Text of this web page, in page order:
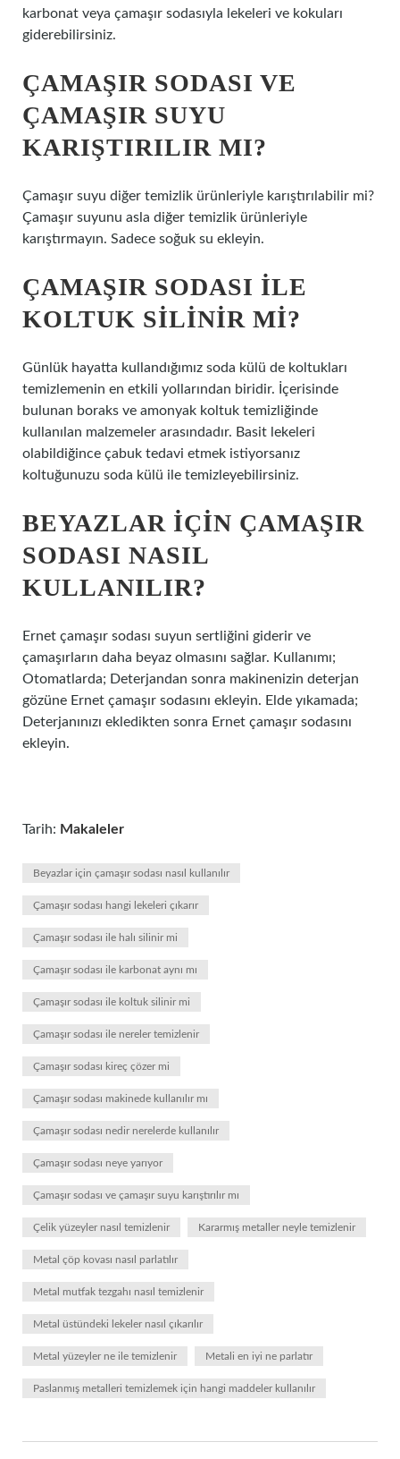
karbonat veya çamaşır sodasıyla lekeleri ve kokuları
giderebilirsiniz.
ÇAMAŞIR SODASI VE
ÇAMAŞIR SUYU
KARIŞTIRILIR MI?
Çamaşır suyu diğer temizlik ürünleriyle karıştırılabilir mi?
Çamaşır suyunu asla diğer temizlik ürünleriyle
karıştırmayın. Sadece soğuk su ekleyin.
ÇAMAŞIR SODASI ILE
KOLTUK SILINIR MI?
Günlük hayatta kullandığımız soda külü de koltukları
temizlemenin en etkili yollarından biridir. İçerisinde
bulunan boraks ve amonyak koltuk temizliğinde
kullanılan malzemeler arasındadır. Basit lekeleri
olabildiğince çabuk tedavi etmek istiyorsanız
koltuğunuzu soda külü ile temizleyebilirsiniz.
BEYAZLAR IÇIN ÇAMAŞIR
SODASI NASIL
KULLANILIR?
Ernet çamaşır sodası suyun sertliğini giderir ve
çamaşırların daha beyaz olmasını sağlar. Kullanımı;
Otomatlarda; Deterjandan sonra makinenizin deterjan
gözüne Ernet çamaşır sodasını ekleyin. Elde yıkamada;
Deterjanınızı ekledikten sonra Ernet çamaşır sodasını
ekleyin.
Tarih: Makaleler
Beyazlar için çamaşır sodası nasıl kullanılır
Çamaşır sodası hangi lekeleri çıkarır
Çamaşır sodası ile halı silinir mi
Çamaşır sodası ile karbonat aynı mı
Çamaşır sodası ile koltuk silinir mi
Çamaşır sodası ile nereler temizlenir
Çamaşır sodası kireç çözer mi
Çamaşır sodası makinede kullanılır mı
Çamaşır sodası nedir nerelerde kullanılır
Çamaşır sodası neye yarıyor
Çamaşır sodası ve çamaşır suyu karıştırılır mı
Çelik yüzeyler nasıl temizlenir Kararmış metaller neyle temizlenir
Metal çöp kovası nasıl parlatılır
Metal mutfak tezgahı nasıl temizlenir
Metal üstündeki lekeler nasıl çıkarılır
Metal yüzeyler ne ile temizlenir Metali en iyi ne parlatır
Paslanmış metalleri temizlemek için hangi maddeler kullanılır